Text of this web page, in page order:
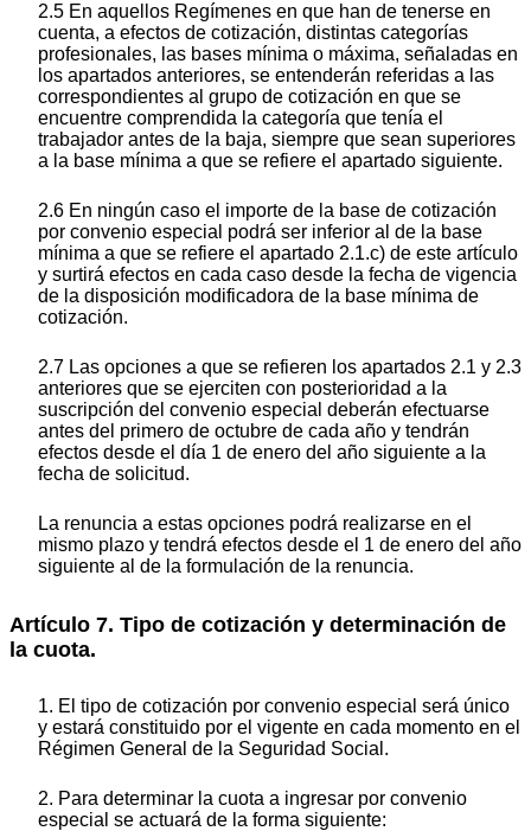
2.5 En aquellos Regímenes en que han de tenerse en
cuenta, a efectos de cotización, distintas categorías
profesionales, las bases mínima o máxima, señaladas en
los apartados anteriores, se entenderán referidas a las
correspondientes al grupo de cotización en que se
encuentre comprendida la categoría que tenía el
trabajador antes de la baja, siempre que sean superiores
a la base mínima a que se refiere el apartado siguiente.
2.6 En ningún caso el importe de la base de cotización
por convenio especial podrá ser inferior al de la base
mínima a que se refiere el apartado 2.1.c) de este artículo
y surtirá efectos en cada caso desde la fecha de vigencia
de la disposición modificadora de la base mínima de
cotización.
2.7 Las opciones a que se refieren los apartados 2.1 y 2.3
anteriores que se ejerciten con posterioridad a la
suscripción del convenio especial deberán efectuarse
antes del primero de octubre de cada año y tendrán
efectos desde el día 1 de enero del año siguiente a la
fecha de solicitud.
La renuncia a estas opciones podrá realizarse en el
mismo plazo y tendrá efectos desde el 1 de enero del año
siguiente al de la formulación de la renuncia.
Artículo 7. Tipo de cotización y determinación de
la cuota.
1. El tipo de cotización por convenio especial será único
y estará constituido por el vigente en cada momento en el
Régimen General de la Seguridad Social.
2. Para determinar la cuota a ingresar por convenio
especial se actuará de la forma siguiente: